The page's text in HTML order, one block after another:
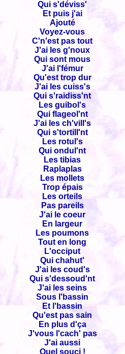
Qui s'déviss'
Et puis j'ai
Ajouté
Voyez-vous
C'n'est pas tout
J'ai les g'noux
Qui sont mous
J'ai l'fémur
Qu'est trop dur
J'ai les cuiss's
Qui s'raidiss'nt
Les guibol's
Qui flageol'nt
J'ai les ch'vill's
Qui s'tortill'nt
Les rotul's
Qui ondul'nt
Les tibias
Raplaplas
Les mollets
Trop épais
Les orteils
Pas pareils
J'ai le coeur
En largeur
Les poumons
Tout en long
L'occiput
Qui chahut'
J'ai les coud's
Qui s'dessoud'nt
J'ai les seins
Sous l'bassin
Et l'bassin
Qu'est pas sain
En plus d'ça
J'vous l'cach' pas
J'ai aussi
Quel souci !